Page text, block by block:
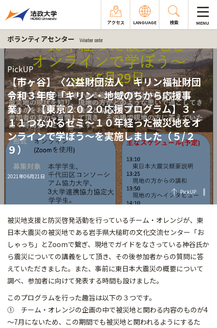
アクセス LANGUAGE 検索 MENU
ボランティアセンター Volunteer center
PickUP
【市ヶ谷】〈公益財団法人 キリン福祉財団
令和３年度「キリン・地域のちから応援事
業」〉【東京２０２０応援プログラム】３．
１１つながるゼミ～１０年経った被災地をオ
ンラインで学ぼう～を実施しました（５/２
９）
2021年06月21日
PickUP
被災地支援と防災啓発活動を行っているチーム・オレンジが、東
日本大震災の被災地である岩手県大槌町の文化交流センター「お
しゃっち」とZoomで繋ぎ、現地でガイドをなさっている神谷氏か
ら震災についての講義をして頂き、その後参加者からの質問に答
えていただきました。また、事前に東日本大震災の概要について
調べ、参加者に向けて発表する時間も設けました。
このプログラムを行った趣旨は以下の３つです。
① チーム・オレンジの企画の中で被災地と関わる内容のものが4
～7月にないため、この期間でも被災地と関われるようにするた